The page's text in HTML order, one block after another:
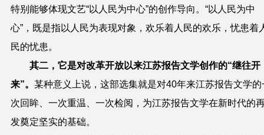
特别能够体现文艺“以人民为中心”的创作导向。“以人民为中
心”，既是指以人民为表现对象， 欢乐着人民的欢乐，忧患着
民的忧患。
其二，它是对改革开放以来江苏报告文学创作的“继往开
来”。 某种意义上说，这部选集就是对40年来江苏报告文学的
次回眸、一次重温、一次检阅，为江苏报告文学在新时代的
发奠定坚实的基础。